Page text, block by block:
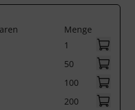
Menge
1
50
100
200